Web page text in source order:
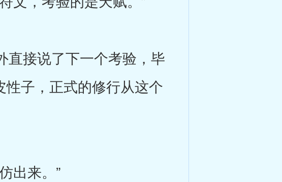
接说了下一个考验，毕
子，正式的修行从这个
出来。”